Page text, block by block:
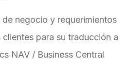
negocio y requerimientos
para su traducción a
NAV / Business Central